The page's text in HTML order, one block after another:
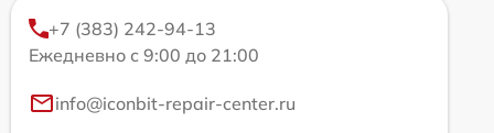
+7 (383) 242-94-13
Ежедневно с 9:00 до 21:00
info@iconbit-repair-center.ru